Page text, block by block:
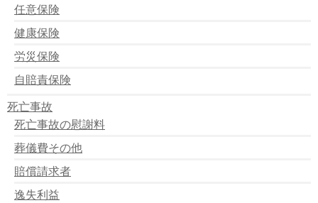
任意保険
健康保険
労災保険
自賠責保険
死亡事故
死亡事故の慰謝料
葬儀費その他
賠償請求者
逸失利益